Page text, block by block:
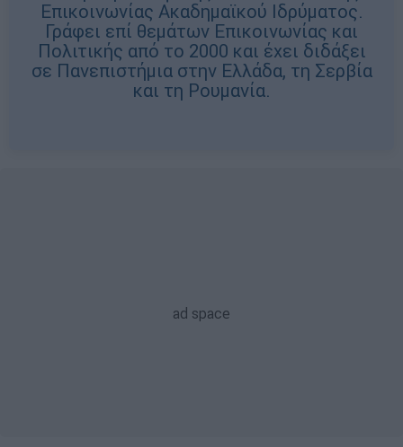
Επικοινωνίας Ακαδημαϊκού Ιδρύματος.
Γράφει επί θεμάτων Επικοινωνίας και
Πολιτικής από το 2000 και έχει διδάξει
σε Πανεπιστήμια στην Ελλάδα, τη Σερβία
και τη Ρουμανία.